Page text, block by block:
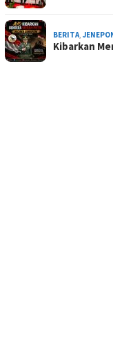
BERITA,
Kibarkan